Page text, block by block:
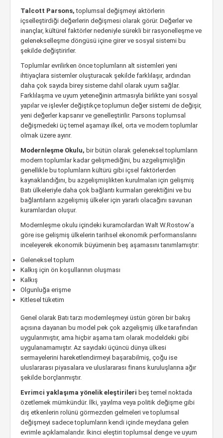
Talcott Parsons,toplumsal değişmeyi aktörlerin
içselleştirdiği değerlerin değişmesi olarak görür. Değerler ve
inançlar, kültürel faktörler nedeniyle sürekli bir rasyonelleşme ve
gelenekselleşme döngüsü içine girer ve sosyal sistemi bu
şekilde değiştirirler.
Toplumlar evrilirken önce toplumların alt sistemleri yeni
ihtiyaçlara sistemler oluşturacak şekilde farklılaşır, ardından
daha çok sayıda birey sisteme dahil olarak uyum sağlar.
Farklılaşma ve uyum yeteneğinin artmasıyla birlikte yani sosyal
yapılar ve işlevler değiştikçe toplumun değer sistemi de değişir,
yeni değerler kapsanır ve genelleştirilir. Parsons toplumsal
değişmedeki üç temel aşamayı ilkel, orta ve modern toplumlar
olmak üzere ayırır.
Modernleşme Okulu, bir bütün olarak geleneksel toplumların
modern toplumlar kadar gelişmediğini, bu azgelişmişliğin
genellikle bu toplumların kültürü gibi içsel faktörlerden
kaynaklandığını, bu azgelişmişlikten kurulmaları için gelişmiş
Batı ülkeleriyle daha çok bağlantı kurmaları gerektiğini ve bu
bağlantıların azgelişmiş ülkeler için yararlı olacağını savunan
kuramlardan oluşur.
Modernleşme okulu içindeki kuramcılardan Walt W.Rostow’a
göre ise gelişmiş ülkelerin tarihsel ekonomik performanslarını
inceleyerek ekonomik büyümenin beş aşamasını tanımlamıştır:
Geleneksel toplum
Kalkış için ön koşullarının oluşması
Kalkış
Olgunluğa erişme
Kitlesel tüketim
Genel olarak Batı tarzı modernleşmeyi üstün gören bir bakış
açısına dayanan bu model pek çok azgelişmiş ülke tarafından
uygulanmıştır, ama hiçbir aşama tam olarak modeldeki gibi
uygulanamamıştır. Az sayıdaki üçüncü dünya ülkesi
sermayelerini hareketlendirmeyi başarabilmiş, çoğu ise
uluslararası piyasalara ve uluslararası finans kuruluşlarına ağır
şekilde borçlanmıştır.
Evrimci yaklaşıma yönelik eleştirileri beş temel noktada
özetlemek mümkündür. İlki, yayılma veya politik değişme gibi
dış etkenlerin rolünü görmezden gelmeleri ve toplumsal
değişmeyi sadece toplumların kendi içinde meydana gelen
evrimle açıklamalarıdır. İkinci eleştiri toplumsal denge ve uyum